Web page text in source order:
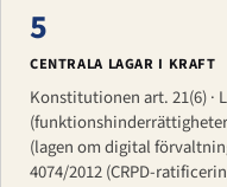
5
CENTRALA LAGAR I KRAFT
Konstitutionen art. 21(6) ·
(funktionshinderrättigheter
(lagen om digital
4074/2012 (CRPD-